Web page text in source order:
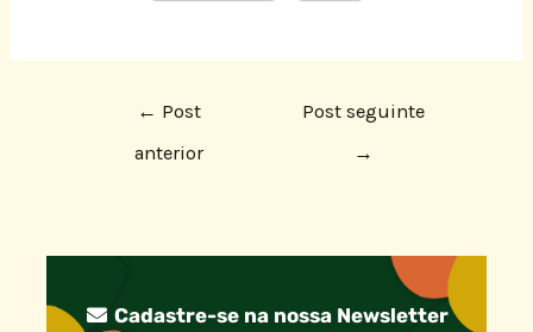
← Post
anterior
Post seguinte
→
Cadastre-se na nossa Newsletter